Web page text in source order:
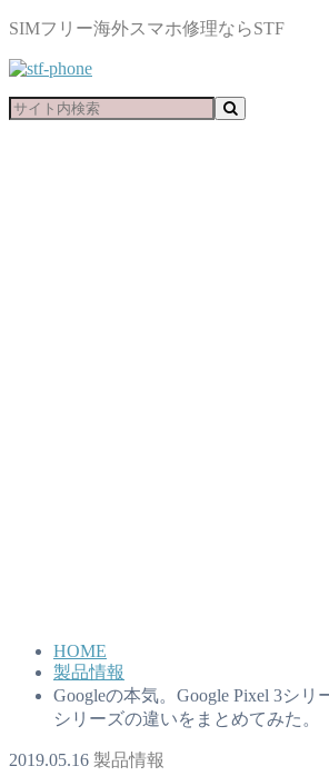
SIMフリー海外スマホ修理ならSTF
HOME
製品情報
Googleの本気。Google Pixel 3シリ
シリーズの違いをまとめてみた。
2019.05.16 製品情報